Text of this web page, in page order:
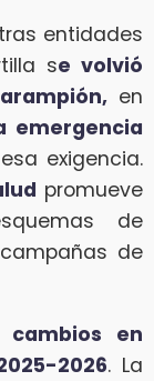
entidades
se volvió
en
emergencia
exigencia.
promueve
de
de
cambios en
2026. La